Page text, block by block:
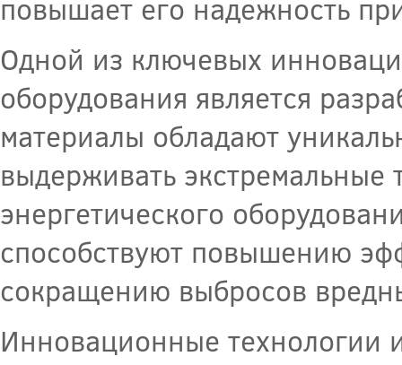
повышает его надежность
Одной из ключевых
оборудования является
материалы обладают
выдерживать экстремальные
энергетического
способствуют повышению
сокращению выбросов
Инновационные технологии